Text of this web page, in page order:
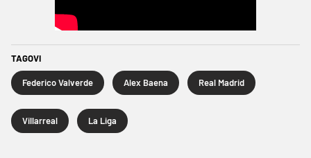
TAGOVI
Federico Valverde Alex Baena Real Madrid
Villarreal La Liga